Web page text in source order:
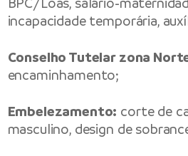
incapacidade temporária,
Conselho Tutelar zona
encaminhamento;
Embelezamento: corte de
masculino, design de